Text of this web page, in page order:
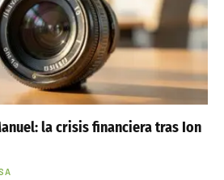
la crisis financiera tras Ion